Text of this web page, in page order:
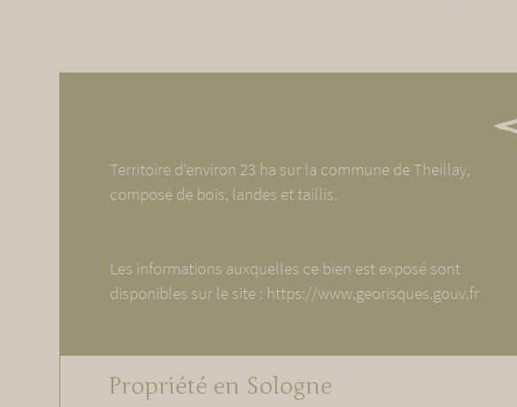
Territoire d'environ 23 ha sur la commune de Theillay,
composé de bois, landes et taillis.
Les informations auxquelles ce bien est exposé sont
disponibles sur le site : https://www.georisques.gouv.fr
Propriété en Sologne